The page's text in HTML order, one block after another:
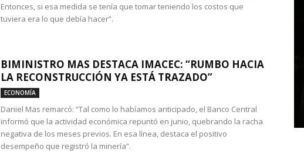
Entonces, si esa medida se tenía que tomar teniendo los costos que
tuviera era lo que debía hacer”.
BIMINISTRO MAS DESTACA IMACEC: “RUMBO HACIA
LA RECONSTRUCCIÓN YA ESTÁ TRAZADO”
ECONOMÍA
Daniel Mas remarcó: “Tal como lo habíamos anticipado, el Banco Central
informó que la actividad económica repuntó en junio, quebrando la racha
negativa de los meses previos. En esa línea, destaca el positivo
desempeño que registró la minería”.